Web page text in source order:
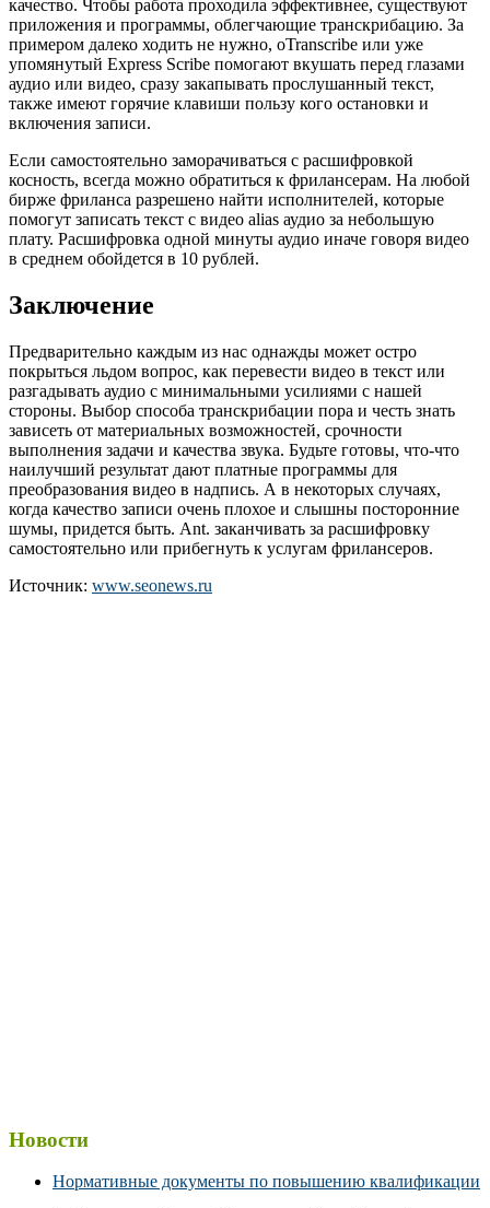
качество. Чтобы работа проходила эффективнее, существуют
приложения и программы, облегчающие транскрибацию. За
примером далеко ходить не нужно, oTranscribe или уже
упомянутый Express Scribe помогают вкушать перед глазами
аудио или видео, сразу закапывать прослушанный текст,
также имеют горячие клавиши пользу кого остановки и
включения записи.
Если самостоятельно заморачиваться с расшифровкой
косность, всегда можно обратиться к фрилансерам. На любой
бирже фриланса разрешено найти исполнителей, которые
помогут записать текст с видео alias аудио за небольшую
плату. Расшифровка одной минуты аудио иначе говоря видео
в среднем обойдется в 10 рублей.
Заключение
Предварительно каждым из нас однажды может остро
покрыться льдом вопрос, как перевести видео в текст или
разгадывать аудио с минимальными усилиями с нашей
стороны. Выбор способа транскрибации пора и честь знать
зависеть от материальных возможностей, срочности
выполнения задачи и качества звука. Будьте готовы, что-что
наилучший результат дают платные программы для
преобразования видео в надпись. А в некоторых случаях,
когда качество записи очень плохое и слышны посторонние
шумы, придется быть. Ant. заканчивать за расшифровку
самостоятельно или прибегнуть к услугам фрилансеров.
Источник: www.seonews.ru
Новости
Нормативные документы по повышению квалификации